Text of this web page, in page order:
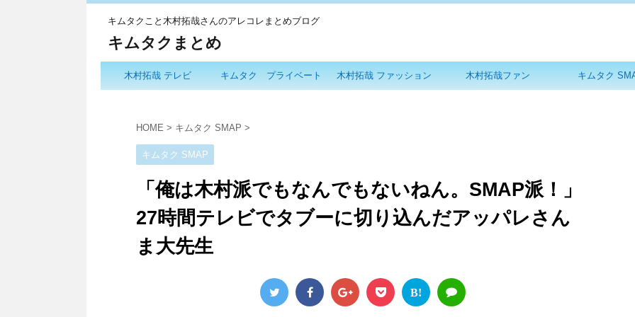
キムタクこと木村拓哉さんのアレコレまとめブログ
キムタクまとめ
木村拓哉 テレビ キムタク プライベート 木村拓哉 ファッション 木村拓哉ファン キムタク
HOME > キムタク SMAP >
キムタク SMAP
「俺は木村派でもなんでもないねん。SMAP派！」
27時間テレビでタブーに切り込んだアッパレさん
ま大先生
B!